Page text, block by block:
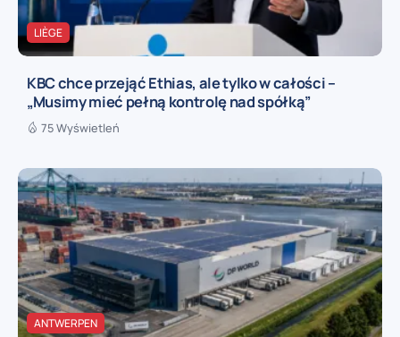
LIÈGE
KBC chce przejąć Ethias, ale tylko w całości –
„Musimy mieć pełną kontrolę nad spółką”
75 Wyświetleń
ANTWERPEN